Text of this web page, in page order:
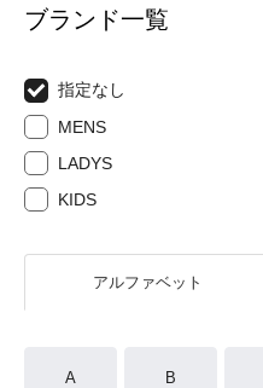
ブランド一覧
指定なし
MENS
LADYS
KIDS
アルファベット
A B